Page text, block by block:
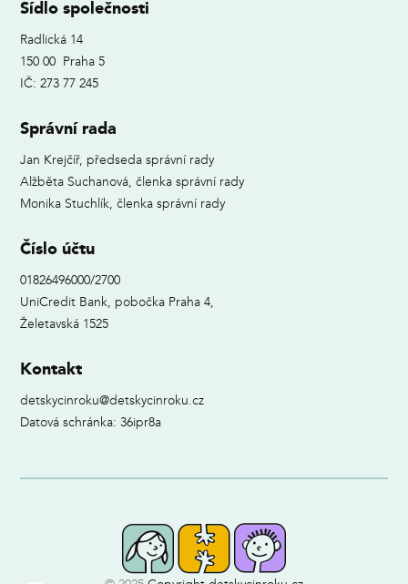
Sídlo společnosti
Radlická 14
150 00 Praha 5
IČ: 273 77 245
Správní rada
Jan Krejčíř, předseda správní rady
Alžběta Suchanová, členka správní rady
Monika Stuchlík, členka správní rady
Číslo účtu
01826496000/2700
UniCredit Bank, pobočka Praha 4,
Želetavská 1525
Kontakt
detskycinroku@detskycinroku.cz
Datová schránka: 36ipr8a